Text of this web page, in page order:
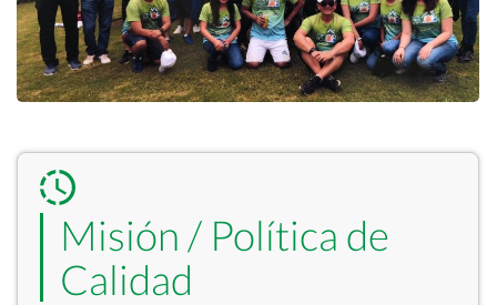
Misión / Política de
Calidad